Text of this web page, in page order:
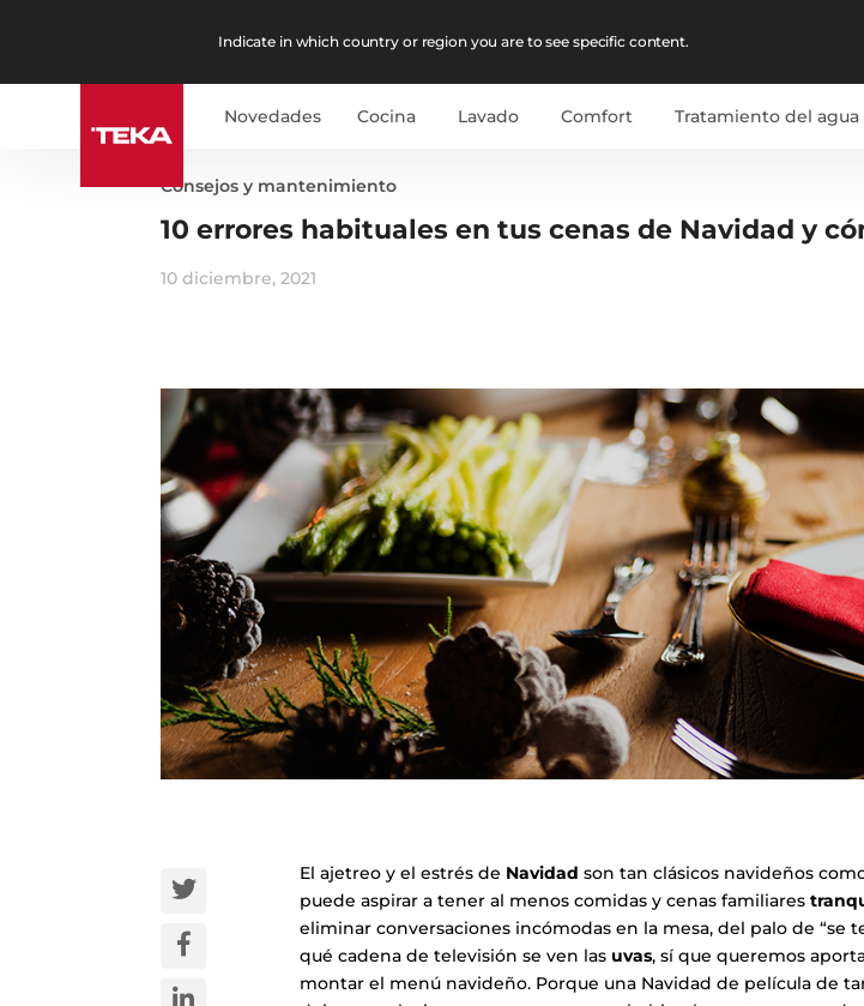
Indicate in which country or region you are to see specific content.
Novedades Cocina Lavado Comfort Tratamiento del agua
Consejos y mantenimiento
10 errores habituales en tus cenas de Navidad y
10 diciembre, 2021
El ajetreo y el estrés de Navidad son tan clásicos navideños
puede aspirar a tener al menos comidas y cenas familiares
eliminar conversaciones incómodas en la mesa, del palo de “se
qué cadena de televisión se ven las uvas, sí que queremos
montar el menú navideño. Porque una Navidad de película de